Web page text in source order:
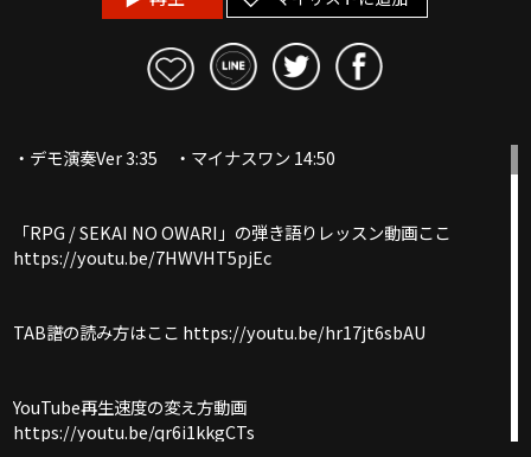
・デモ演奏Ver 3:35 ・マイナスワン 14:50
「RPG / SEKAI NO OWARI」の弾き語りレッスン動画ここ
https://youtu.be/7HWVHT5pjEc
TAB譜の読み方はここ https://youtu.be/hr17jt6sbAU
YouTube再生速度の変え方動画
https://youtu.be/qr6i1kkgCTs